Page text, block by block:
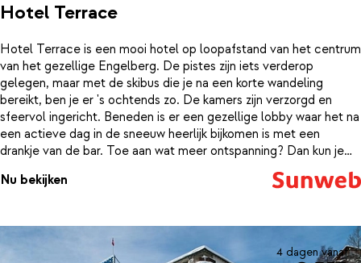
Hotel Terrace
Hotel Terrace is een mooi hotel op loopafstand van het centrum
van het gezellige Engelberg. De pistes zijn iets verderop
gelegen, maar met de skibus die je na een korte wandeling
bereikt, ben je er 's ochtends zo. De kamers zijn verzorgd en
sfeervol ingericht. Beneden is er een gezellige lobby waar het na
een actieve dag in de sneeuw heerlijk bijkomen is met een
drankje van de bar. Toe aan wat meer ontspanning? Dan kun je
terecht in het wellness-gedeelte van het hotel, waar je weer
helemaal tot rust komt in de sauna of het Turks stoombad.
Nu bekijken
4 dagen vanaf